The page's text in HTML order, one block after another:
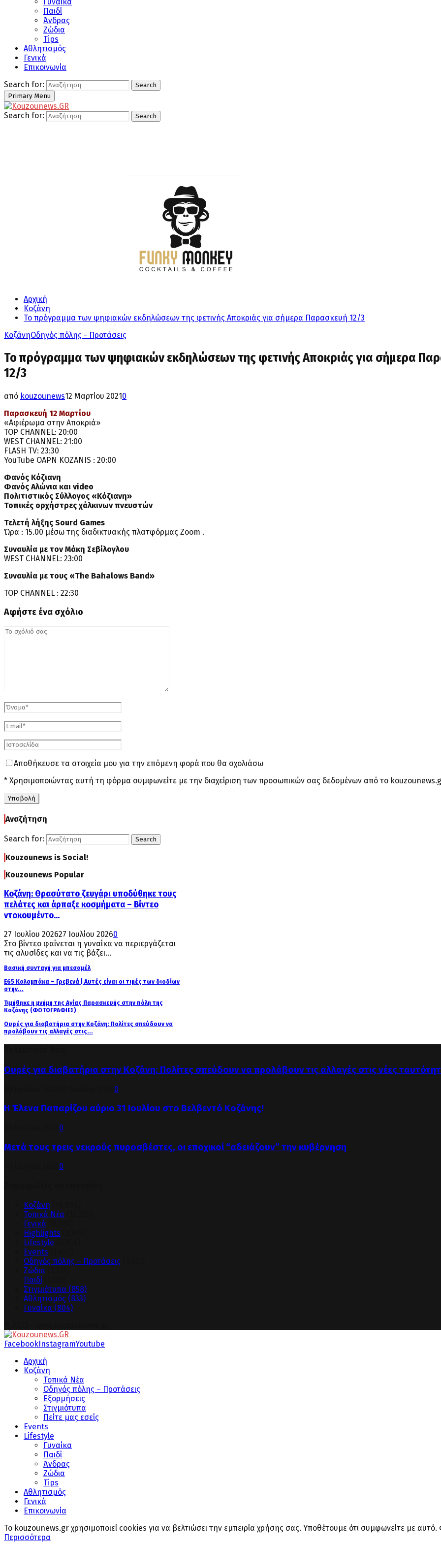
Παιδί
Άνδρας
Ζώδια
Tips
Αθλητισμός
Γενικά
Επικοινωνία
Search for:
Search
Primary Menu
Search for: Search
Αρχική
Κοζάνη
Το πρόγραμμα των ψηφιακών εκδηλώσεων της φετινής Αποκριάς για σήμερα Παρασκευή 12/3
ΚοζάνηΟδηγός πόλης - Προτάσεις
Το πρόγραμμα των ψηφιακών εκδηλώσεων της φετινής Αποκριάς για σήμερα
12/3
από kouzounews12 Μαρτίου 20210
Παρασκευή 12 Μαρτίου
«Αφιέρωμα στην Αποκριά»
TOP CHANNEL: 20:00
WEST CHANNEL: 21:00
FLASH TV: 23:30
YouTube OAPN KOZANIS : 20:00
Φανός Κόζιανη
Φανός Αλώνια και video
Πολιτιστικός Σύλλογος «Κόζιανη»
Τοπικές ορχήστρες χάλκινων πνευστών
Τελετή λήξης Sourd Games
Ώρα : 15.00 μέσω της διαδικτυακής πλατφόρμας Zoom .
Συναυλία με τον Μάκη Σεβίλογλου
WEST CHANNEL: 23:00
Συναυλία με τους «The Bahalows Band»
TOP CHANNEL : 22:30
Αφήστε ένα σχόλιο
Αποθήκευσε τα στοιχεία μου για την επόμενη φορά που θα σχολιάσω
* Χρησιμοποιώντας αυτή τη φόρμα συμφωνείτε με την διαχείριση των προσωπικών σας δεδομένων από το
Αναζήτηση
Search for: Search
Kouzounews is Social!
Kouzounews Popular
Κοζάνη: Θρασύτατο ζευγάρι υποδύθηκε τους
πελάτες και άρπαξε κοσμήματα – Βίντεο
ντοκουμέντο...
27 Ιουλίου 202627 Ιουλίου 20260
Στο βίντεο φαίνεται η γυναίκα να περιεργάζεται
τις αλυσίδες και να τις βάζει...
Βασική συνταγή για μπεσαμέλ
Ε65 Καλαμπάκα – Γρεβενά | Αυτές είναι οι τιμές των διοδίων
στην...
Τιμήθηκε η μνήμη της Αγίας Παρασκευής στην πόλη της
Κοζάνης (ΦΩΤΟΓΡΑΦΙΕΣ)
Ουρές για διαβατήρια στην Κοζάνη: Πολίτες σπεύδουν να
προλάβουν τις αλλαγές στις...
Ουρές για διαβατήρια στην Κοζάνη: Πολίτες σπεύδουν να προλάβουν τις αλλαγές στις νέες
0
Η Έλενα Παπαρίζου αύριο 31 Ιουλίου στο Βελβεντό Κοζάνης!
0
Μετά τους τρεις νεκρούς πυροσβέστες, οι εποχικοί “αδειάζουν” την κυβέρνηση
0
Κοζάνη
Τοπικά Νέα
Γενικά
Highlights
Lifestyle
Events
Οδηγός πόλης – Προτάσεις
Ζώδια
Παιδί
Στιγμιότυπα (858)
Αθλητισμός (833)
Γυναίκα (804)
FacebookInstagramYoutube
Αρχική
Κοζάνη
Τοπικά Νέα
Οδηγός πόλης – Προτάσεις
Εξορμήσεις
Στιγμιότυπα
Πείτε μας εσείς
Events
Lifestyle
Γυναίκα
Παιδί
Άνδρας
Ζώδια
Tips
Αθλητισμός
Γενικά
Επικοινωνία
Το kouzounews.gr χρησιμοποιεί cookies για να βελτιώσει την εμπειρία χρήσης σας. Υποθέτουμε ότι συμφωνείτε με
Περισσότερα